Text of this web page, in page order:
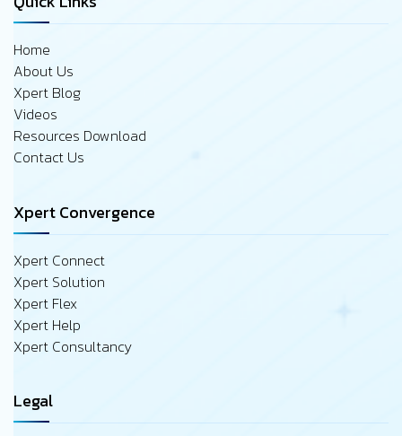
Home
About Us
Xpert Blog
Videos
Resources Download
Contact Us
Xpert Convergence
Xpert Connect
Xpert Solution
Xpert Flex
Xpert Help
Xpert Consultancy
Legal